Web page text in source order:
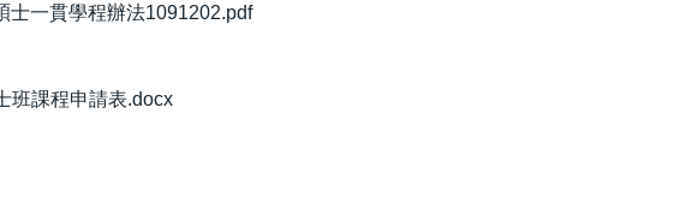
士一貫學程辦法1091202.pdf
班課程申請表.docx